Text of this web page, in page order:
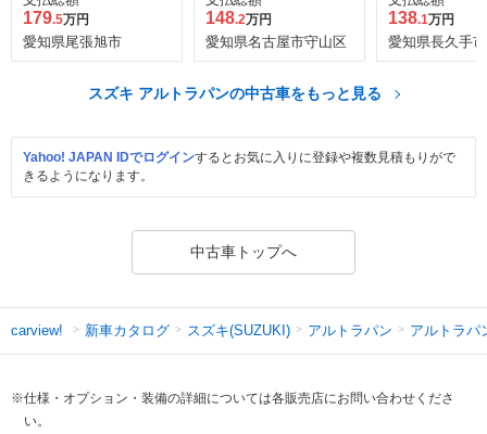
179.5万円
愛知県尾張旭市
148.2万円
愛知県名古屋市守山区
138.1万円
愛知県長久手市
スズキ アルトラパンの中古車をもっと見る
Yahoo! JAPAN IDでログインするとお気に入りに登録や複数見積もりがで
きるようになります。
中古車トップへ
carview! 新車カタログ スズキ(SUZUKI) アルトラパン アルトラパ
※仕様・オプション・装備の詳細については各販売店にお問い合わせくださ
い。